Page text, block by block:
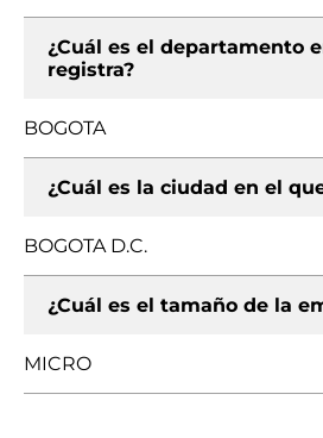
¿Cuál es el departamento
registra?
BOGOTA
¿Cuál es la ciudad en el
BOGOTA D.C.
¿Cuál es el tamaño de la
MICRO